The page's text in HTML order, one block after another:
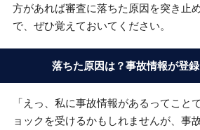
方があれば審査に落ちた原因を突き止
で、ぜひ覚えておいてください。
落ちた原因は？事故情報が登
「えっ、私に事故情報があるってこと
ョックを受けるかもしれませんが、事